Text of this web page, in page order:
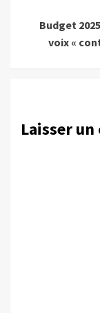
Budget
voix «
Laisser